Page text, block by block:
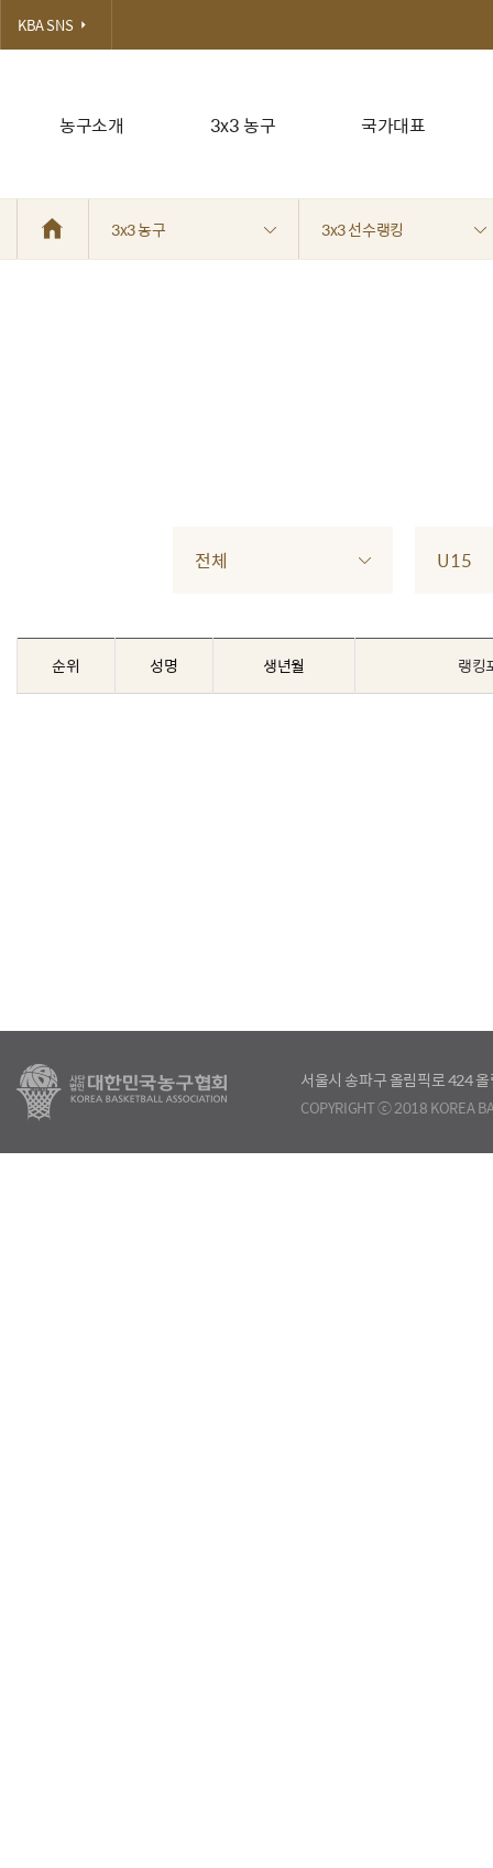
농구소개 3x3 농구 국가대표
KBA SNS
3x3 농구 3x3 선수랭킹
전체 U15
순위 성명 생년월 랭킹
서울시 송파구 올림픽로 424
COPYRIGHT ⓒ 2018 KOREA